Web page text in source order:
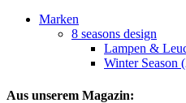
Marken
8 seasons design
Lampen &
Winter Season
Aus unserem Magazin: